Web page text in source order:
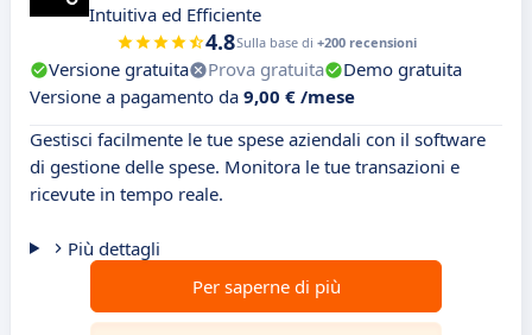
Intuitiva ed Efficiente
4.8Sulla base di +200 recensioni
Versione gratuita Prova gratuita
Demo gratuita
Versione a pagamento da 9,00 € /mese
Gestisci facilmente le tue spese aziendali con il software
di gestione delle spese. Monitora le tue transazioni e
ricevute in tempo reale.
Più dettagli
Per saperne di più